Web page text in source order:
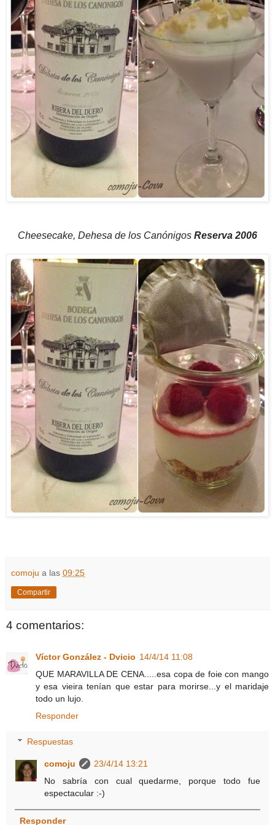
Cheesecake, Dehesa de los Canónigos Reserva 2006
comoju a las 09:25
Compartir
4 comentarios:
Víctor González - Dvicio 14/4/14 11:08
QUE MARAVILLA DE CENA.....esa copa de foie con mango
y esa vieira tenían que estar para morirse...y el maridaje
todo un lujo.
Responder
Respuestas
comoju
23/4/14 13:21
No sabría con cual quedarme, porque todo fue
espectacular :-)
Responder